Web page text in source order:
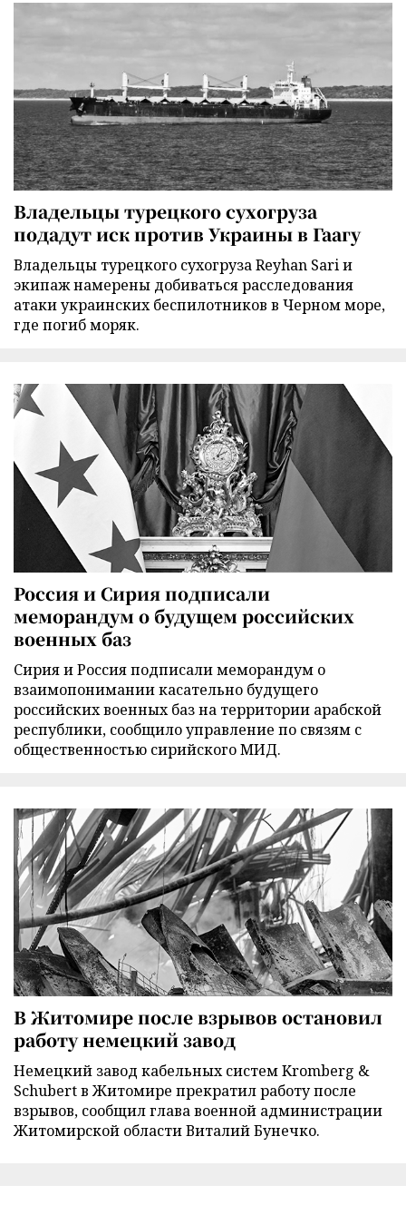
Владельцы турецкого сухогруза
подадут иск против Украины в Гаагу
Владельцы турецкого сухогруза Reyhan Sari и
экипаж намерены добиваться расследования
атаки украинских беспилотников в Черном море,
где погиб моряк.
Россия и Сирия подписали
меморандум о будущем российских
военных баз
Сирия и Россия подписали меморандум о
взаимопонимании касательно будущего
российских военных баз на территории арабской
республики, сообщило управление по связям с
общественностью сирийского МИД.
В Житомире после взрывов остановил
работу немецкий завод
Немецкий завод кабельных систем Kromberg &
Schubert в Житомире прекратил работу после
взрывов, сообщил глава военной администрации
Житомирской области Виталий Бунечко.